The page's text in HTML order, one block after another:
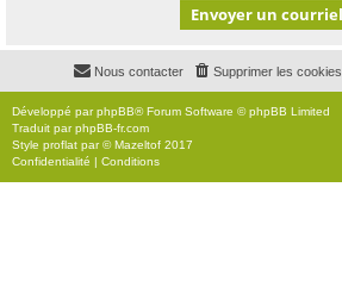
Supprimer les cookies
Nous contacter
Développé parphpBB® Forum Software © phpBB Limited
Traduit parphpBB-fr.com
Style proflat par ©Mazeltof 2017
Confidentialité | Conditions